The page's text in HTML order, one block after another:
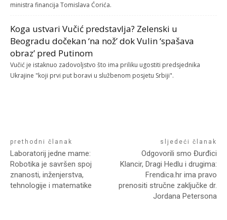
ministra financija Tomislava Ćorića.
Koga ustvari Vučić predstavlja? Zelenski u
Beogradu dočekan ‘na nož’ dok Vulin ‘spašava
obraz’ pred Putinom
Vučić je istaknuo zadovoljstvo što ima priliku ugostiti predsjednika
Ukrajine "koji prvi put boravi u službenom posjetu Srbiji".
prethodni članak
Laboratorij jedne mame:
Robotika je savršen spoj
znanosti, inženjerstva,
tehnologije i matematike
sljedeći članak
Odgovorili smo Đurđici
Klancir, Dragi Hedlu i drugima:
Frendica.hr ima pravo
prenositi stručne zaključke dr.
Jordana Petersona